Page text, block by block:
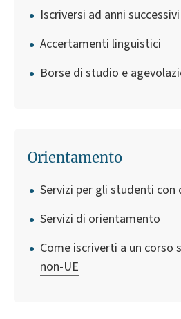
Iscriversi ad anni
Accertamenti linguistici
Borse di studio e
Orientamento
Servizi per gli studenti con
Servizi di orientamento
Come iscriverti a un corso
non-UE